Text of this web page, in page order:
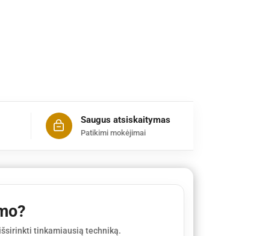
Saugus atsiskaitymas
Patikimi mokėjimai
tinkamiausią techniką.